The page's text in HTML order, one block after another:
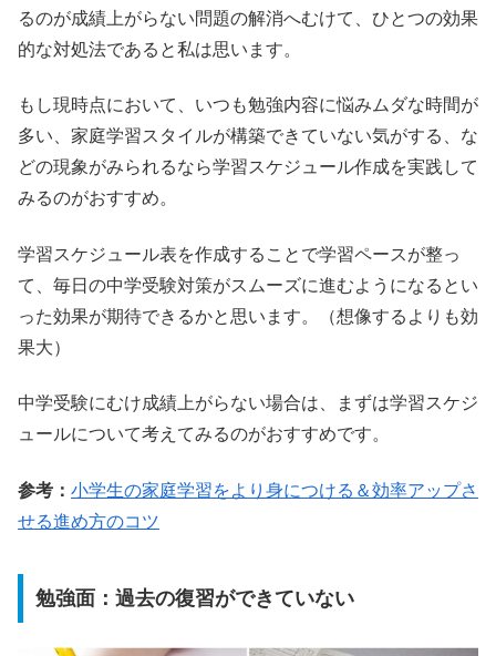
るのが成績上がらない問題の解消へむけて、ひとつの効果
的な対処法であると私は思います。
もし現時点において、いつも勉強内容に悩みムダな時間が
多い、家庭学習スタイルが構築できていない気がする、な
どの現象がみられるなら学習スケジュール作成を実践して
みるのがおすすめ。
学習スケジュール表を作成することで学習ペースが整っ
て、毎日の中学受験対策がスムーズに進むようになるとい
った効果が期待できるかと思います。（想像するよりも効
果大）
中学受験にむけ成績上がらない場合は、まずは学習スケジ
ュールについて考えてみるのがおすすめです。
参考： 小学生の家庭学習をより身につける＆効率アップさ
せる進め方のコツ
勉強面：過去の復習ができていない